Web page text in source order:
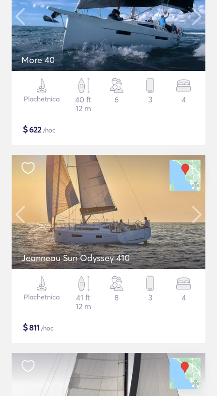
More 40
Plachetnica
40 ft
12 m
6 3 4
$622/noc
Jeanneau Sun Odyssey 410
Plachetnica
41 ft
12 m
8 3 4
$811 /noc